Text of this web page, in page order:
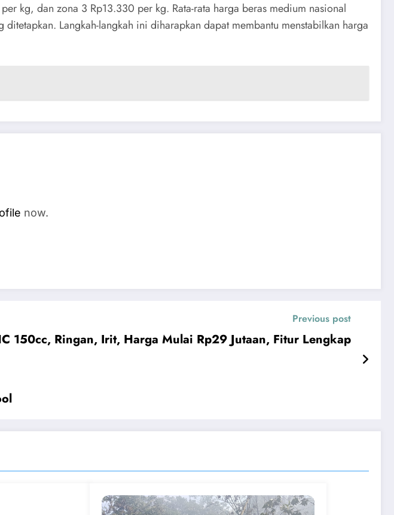
kg, dan zona 3 Rp13.330 per kg. Rata-rata harga beras medium nasional
Langkah-langkah ini diharapkan dapat membantu menstabilkan harga
now.
Previous post
150cc, Ringan, Irit, Harga Mulai Rp29 Jutaan, Fitur Lengkap